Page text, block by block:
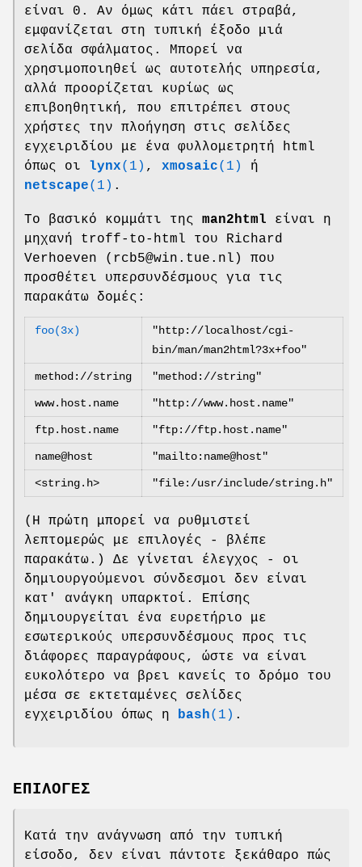
είναι 0. Αν όμως κάτι πάει στραβά,
εμφανίζεται στη τυπική έξοδο μιά
σελίδα σφάλματος. Μπορεί να
χρησιμοποιηθεί ως αυτοτελής υπηρεσία,
αλλά προορίζεται κυρίως ως
επιβοηθητική, που επιτρέπει στους
χρήστες την πλοήγηση στις σελίδες
εγχειριδίου με ένα φυλλομετρητή html
όπως οι lynx(1) , xmosaic(1)
ή
netscape(1) .
Το βασικό κομμάτι της man2html είναι η
μηχανή troff-to-html του Richard
Verhoeven (rcb5@win.tue.nl) που
προσθέτει υπερσυνδέσμους για τις
παρακάτω δομές:
foo(3x)
"http://localhost/cgi-
bin/man/man2html?3x+foo"
method://string "method://string"
www.host.name "http://www.host.name"
ftp.host.name "ftp://ftp.host.name"
name@host "mailto:name@host"
<string.h> "file:/usr/include/string.h"
(Η πρώτη μπορεί να ρυθμιστεί
λεπτομερώς με επιλογές - βλέπε
παρακάτω.) Δε γίνεται έλεγχος - οι
δημιουργούμενοι σύνδεσμοι δεν είναι
κατ' ανάγκη υπαρκτοί. Επίσης
δημιουργείται ένα ευρετήριο με
εσωτερικούς υπερσυνδέσμους προς τις
διάφορες παραγράφους, ώστε να είναι
ευκολότερο να βρει κανείς το δρόμο του
μέσα σε εκτεταμένες σελίδες
εγχειριδίου όπως η
bash(1) .
ΕΠΙΛΟΓΕΣ
Κατά την ανάγνωση από την τυπική
είσοδο, δεν είναι πάντοτε ξεκάθαρο πώς